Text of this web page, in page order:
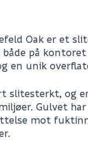
Oak er et
både på
en unik
slitesterkt, og
Gulvet
mot